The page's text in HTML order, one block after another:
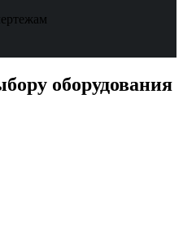
оборудования